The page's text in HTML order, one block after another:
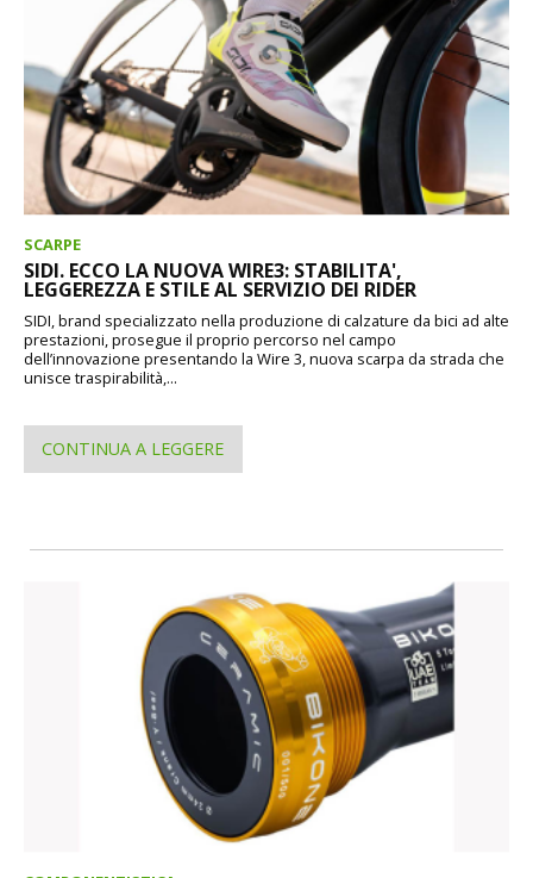
SCARPE
SIDI. ECCO LA NUOVA WIRE3: STABILITA',
LEGGEREZZA E STILE AL SERVIZIO DEI RIDER
SIDI, brand specializzato nella produzione di calzature da bici ad alte
prestazioni, prosegue il proprio percorso nel campo
dell’innovazione presentando la Wire 3, nuova scarpa da strada che
unisce traspirabilità,...
CONTINUA A LEGGERE